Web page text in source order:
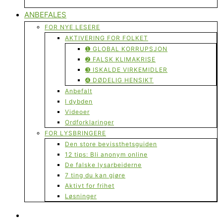
ANBEFALES
FOR NYE LESERE
AKTIVERING FOR FOLKET
➊ GLOBAL KORRUPSJON
➋ FALSK KLIMAKRISE
➌ ISKALDE VIRKEMIDLER
➍ DØDELIG HENSIKT
Anbefalt
I dybden
Videoer
Ordforklaringer
FOR LYSBRINGERE
Den store bevissthetsguiden
12 tips: Bli anonym online
De falske lysarbeiderne
7 ting du kan gjøre
Aktivt for frihet
Løsninger